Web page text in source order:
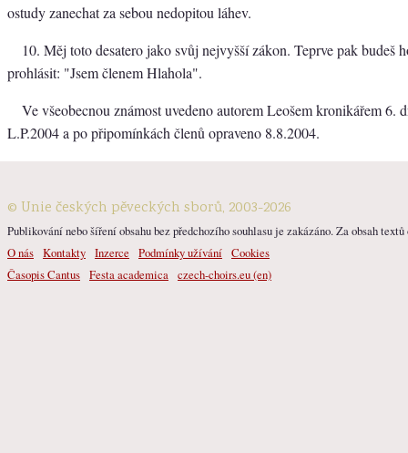
ostudy zanechat za sebou nedopitou láhev.
10. Měj toto desatero jako svůj nejvyšší zákon. Teprve pak budeš
prohlásit: "Jsem členem Hlahola".
Ve všeobecnou známost uvedeno autorem Leošem kronikářem 6.
L.P.2004 a po připomínkách členů opraveno 8.8.2004.
© Unie českých pěveckých sborů, 2003-2026
Publikování nebo šíření obsahu bez předchozího souhlasu je zakázáno. Za obsah
O nás Kontakty Inzerce Podmínky užívání Cookies
Časopis Cantus Festa academica czech-choirs.eu (en)